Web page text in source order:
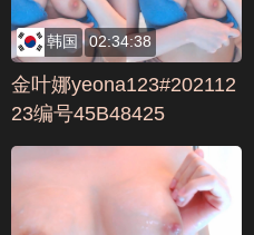
韩国 02:34:38
金叶娜yeona123#202112
23编号45B48425